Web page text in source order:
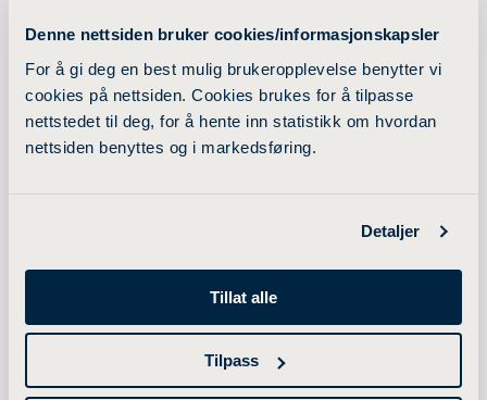
Denne nettsiden bruker cookies/informasjonskapsler
For å gi deg en best mulig brukeropplevelse benytter vi
cookies på nettsiden. Cookies brukes for å tilpasse
nettstedet til deg, for å hente inn statistikk om hvordan
nettsiden benyttes og i markedsføring.
Detaljer
Tillat alle
Tilpass
986 42 725
Elisabeth Østensen
STUDIELEDER MEVU
Andre tilbud ved